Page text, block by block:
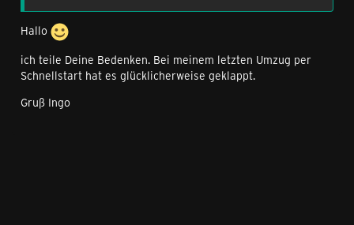
Hallo
ich teile Deine Bedenken. Bei meinem letzten Umzug per
Schnellstart hat es glücklicherweise geklappt.
Gruß Ingo